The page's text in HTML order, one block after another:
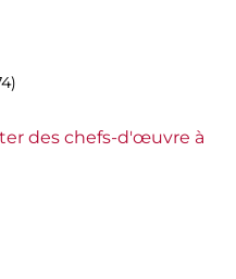
des chefs-d'œuvre à